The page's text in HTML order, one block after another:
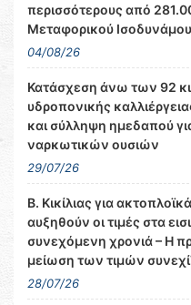
περισσότερους από
Μεταφορικού
04/08/26
Κατάσχεση άνω των 92
υδροπονικής
και σύλληψη ημεδαπού
ναρκωτικών ουσιών
29/07/26
Β. Κικίλιας για
αυξηθούν οι τιμές στα
συνεχόμενη χρονιά – Η
μείωση των τιμών
28/07/26